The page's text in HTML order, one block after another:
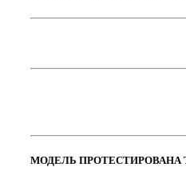
МОДЕЛЬ ПРОТЕСТИРОВАНА